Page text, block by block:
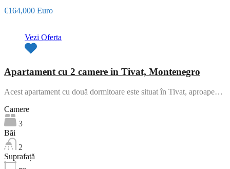
€164,000 Euro
Vezi Oferta
Apartament cu 2 camere in Tivat, Montenegro
Acest apartament cu două dormitoare este situat în Tivat, aproape…
Camere
3
Băi
2
Suprafață